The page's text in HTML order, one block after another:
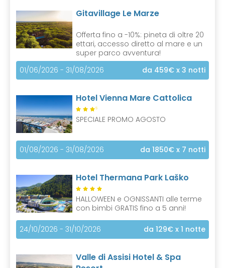
Gitavillage Le Marze
Offerta fino a -10%: pineta di oltre 20
ettari, accesso diretto al mare e un
super parco avventura!
01/06/2026 - 31/08/2026
da 459€ x 3 notti
Hotel Vienna Mare Cattolica
S
SPECIALE PROMO AGOSTO
01/08/2026 - 31/08/2026 da 1850€ x 7 notti
Hotel Thermana Park Laško
HALLOWEEN e OGNISSANTI alle terme
con bimbi GRATIS fino a 5 anni!
24/10/2026 - 31/10/2026 da 129€ x 1 notte
Valle di Assisi Hotel & Spa